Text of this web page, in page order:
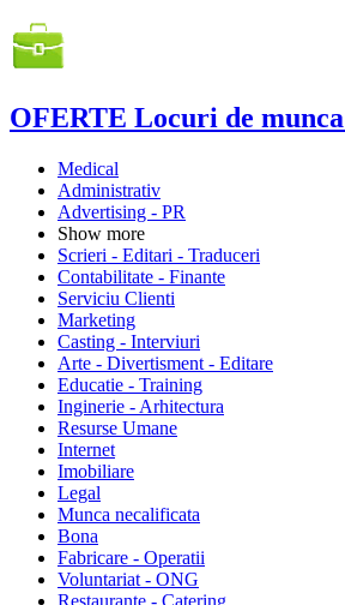
OFERTE Locuri de munca
Medical
Administrativ
Advertising - PR
Show more
Scrieri - Editari - Traduceri
Contabilitate - Finante
Serviciu Clienti
Marketing
Casting - Interviuri
Arte - Divertisment - Editare
Educatie - Training
Inginerie - Arhitectura
Resurse Umane
Internet
Imobiliare
Legal
Munca necalificata
Bona
Fabricare - Operatii
Voluntariat - ONG